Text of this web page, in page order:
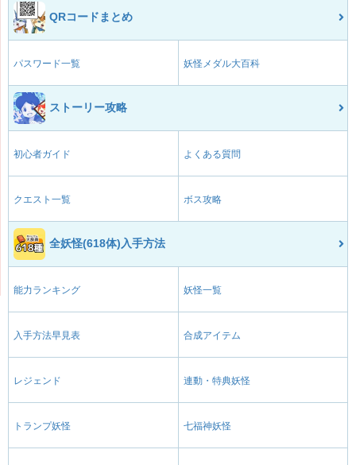
QRコードまとめ
パスワード一覧 妖怪メダル大百科
ストーリー攻略
初心者ガイド よくある質問
クエスト一覧 ボス攻略
全妖怪(618体)入手方法
能力ランキング 妖怪一覧
入手方法早見表 合成アイテム
レジェンド 連動・特典妖怪
トランプ妖怪 七福神妖怪